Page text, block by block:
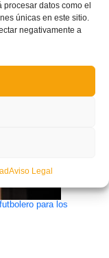
datos como el
únicas en este sitio.
negativamente a
Aviso Legal
para los